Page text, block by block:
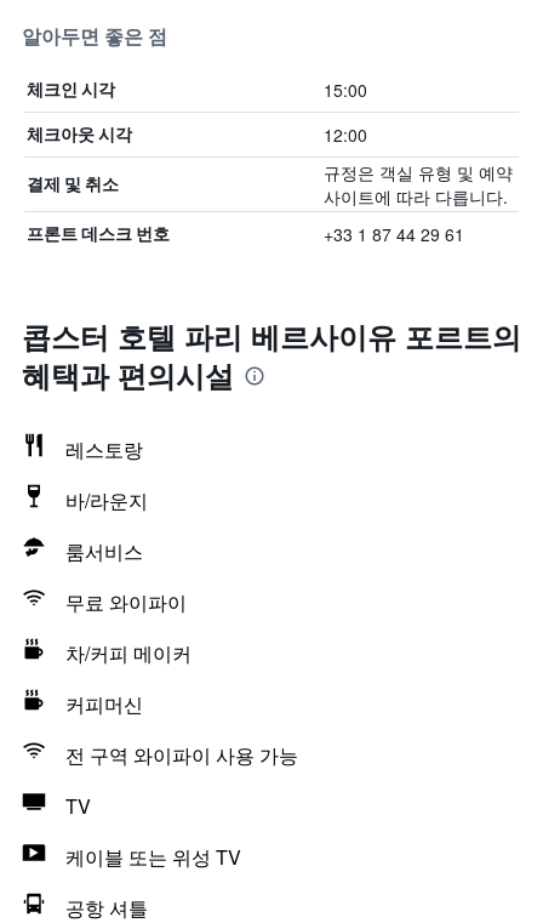
알아두면 좋은 점
체크인 시각 15:00
체크아웃 시각 12:00
결제 및 취소
규정은 객실 유형 및 예약
사이트에 따라 다릅니다.
프론트 데스크 번호 +33 1 87 44 29 61
콥스터 호텔 파리 베르사이유 포르트의
혜택​과 편의시설
레스토랑
바/라운지
룸서비스
무료 와이파이
차/커피 메이커
커피머신
전 구역 와이파이 사용 가능
TV
케이블 또는 위성 TV
공항 셔틀